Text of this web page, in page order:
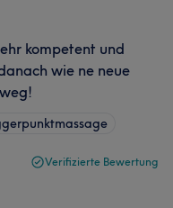
kompetent und
wie ne neue
Verifizierte Bewertung